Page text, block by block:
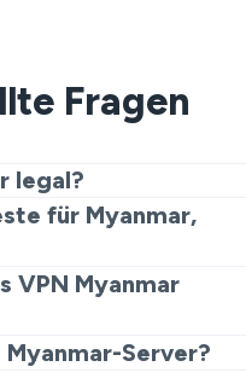
Fragen
legal?
und
Illegale Aktivitäten
für Myanmar,
Sie können mit
Myanmar VPN starten
App umsteigen, um
zu erhalten.
VPN Myanmar
kostenlose VPNsServer?